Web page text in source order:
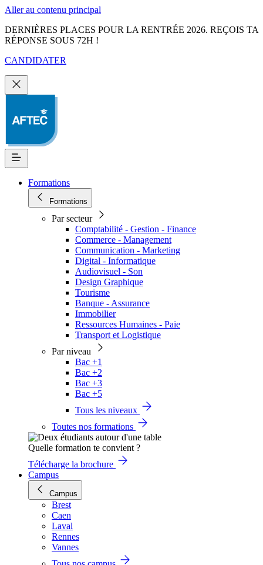
Aller au contenu principal
DERNIÈRES PLACES POUR LA RENTRÉE 2026. REÇOIS TA
RÉPONSE SOUS 72H !
CANDIDATER
Formations
Formations
Par secteur
Comptabilité - Gestion - Finance
Commerce - Management
Communication - Marketing
Digital - Informatique
Audiovisuel - Son
Design Graphique
Tourisme
Banque - Assurance
Immobilier
Ressources Humaines - Paie
Transport et Logistique
Par niveau
Bac +1
Bac +2
Bac +3
Bac +5
Tous les niveaux
Toutes nos formations
Quelle formation te convient ?
Télécharge la brochure
Campus
Campus
Brest
Caen
Laval
Rennes
Vannes